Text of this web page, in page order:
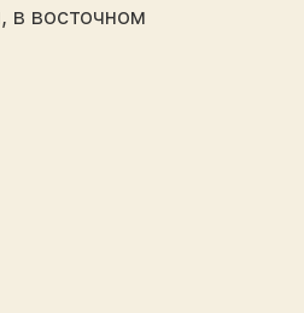
в восточном